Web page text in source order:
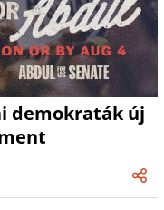
demokraták új